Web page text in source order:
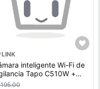
inteligente Wi-Fi de
Tapo C510W +
SD 64 GB - Tp-Link